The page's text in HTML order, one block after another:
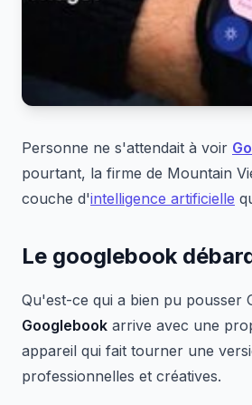
Personne ne s'attendait à voir
pourtant, la firme de Mountain
couche d'intelligence artificielle
Le googlebook
Qu'est-ce qui a bien pu pousser
Googlebook arrive avec une
appareil qui fait tourner une
professionnelles et créatives.